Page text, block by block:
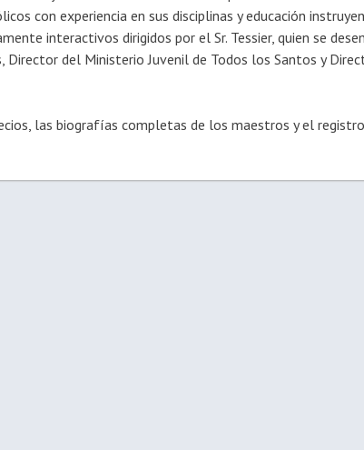
con experiencia en sus disciplinas y educación
interactivos dirigidos por el Sr. Tessier, quien se
Director del Ministerio Juvenil de Todos los Santos y
las biografías completas de los maestros y el